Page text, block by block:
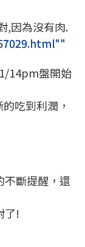
,因為沒有肉.
14pm盤開始
吃到利潤，
不斷提醒，還
了!